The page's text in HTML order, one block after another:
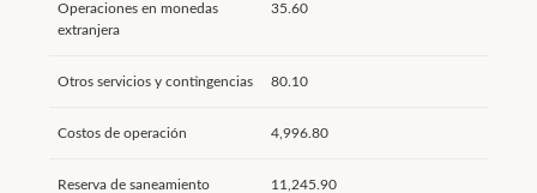
Operaciones en monedas
extranjera
35.60
Otros servicios y contingencias 80.10
Costos de operación 4,996.80
Reserva de saneamiento 11,245.90